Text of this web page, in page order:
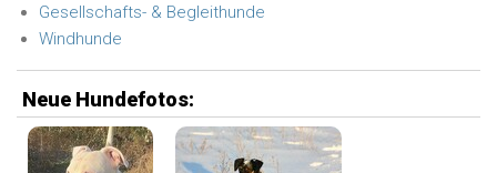
Gesellschafts- & Begleithunde
Windhunde
Neue Hundefotos: